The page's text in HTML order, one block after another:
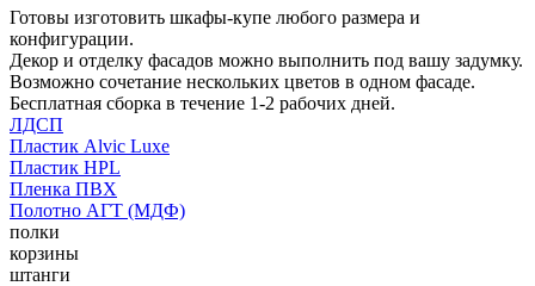
Готовы изготовить шкафы-купе любого размера и
конфигурации.
Декор и отделку фасадов можно выполнить под вашу задумку.
Возможно сочетание нескольких цветов в одном фасаде.
Бесплатная сборка в течение 1-2 рабочих дней.
ЛДСП
Пластик Alvic Luxe
Пластик HPL
Пленка ПВХ
Полотно АГТ (МДФ)
полки
корзины
штанги